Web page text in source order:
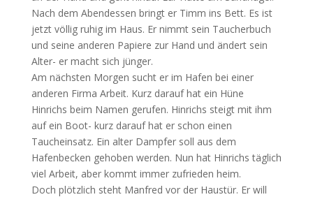
Nach dem Abendessen bringt er Timm ins Bett. Es ist
jetzt völlig ruhig im Haus. Er nimmt sein Taucherbuch
und seine anderen Papiere zur Hand und ändert sein
Alter- er macht sich jünger.
Am nächsten Morgen sucht er im Hafen bei einer
anderen Firma Arbeit. Kurz darauf hat ein Hüne
Hinrichs beim Namen gerufen. Hinrichs steigt mit ihm
auf ein Boot- kurz darauf hat er schon einen
Taucheinsatz. Ein alter Dampfer soll aus dem
Hafenbecken gehoben werden. Nun hat Hinrichs täglich
viel Arbeit, aber kommt immer zufrieden heim.
Doch plötzlich steht Manfred vor der Haustür. Er will